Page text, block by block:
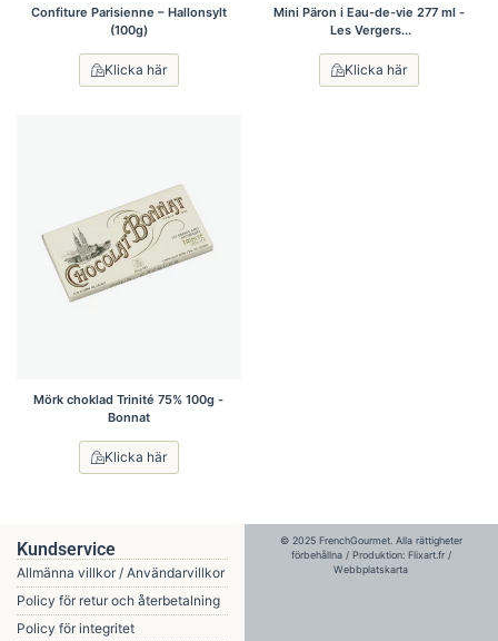
Confiture Parisienne – Hallonsylt
(100g)
Klicka här
Mini Päron i Eau-de-vie 277 ml -
Les Vergers...
Klicka här
Mörk choklad Trinité 75% 100g -
Bonnat
Klicka här
Kundservice
Allmänna villkor / Användarvillkor
Policy för retur och återbetalning
Policy för integritet
© 2025 FrenchGourmet. Alla rättigheter
förbehållna / Produktion: Flixart.fr/
Webbplatskarta